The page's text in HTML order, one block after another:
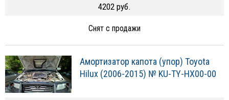
4202 руб.
Снят с продажи
Амортизатор капота (упор) Toyota
Hilux (2006-2015) № KU-TY-HX00-00